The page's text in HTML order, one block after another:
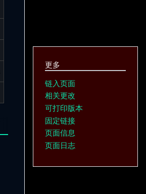
更多
链入页面
相关更改
可打印版本
固定链接
页面信息
页面日志